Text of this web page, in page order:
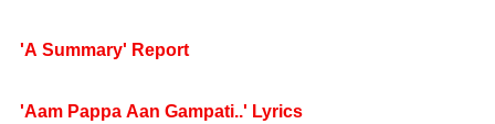
'A Summary' Report
'Aam Pappa Aan Gampati..' Lyrics